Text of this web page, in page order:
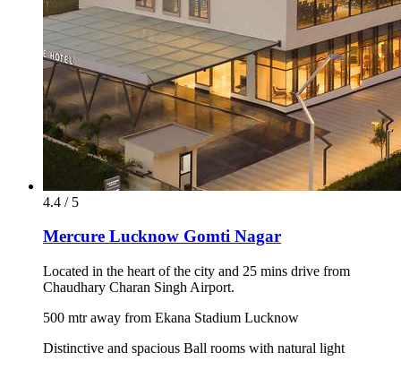
4.4 / 5
Mercure Lucknow Gomti Nagar
Located in the heart of the city and 25 mins drive from
Chaudhary Charan Singh Airport.
500 mtr away from Ekana Stadium Lucknow
Distinctive and spacious Ball rooms with natural light